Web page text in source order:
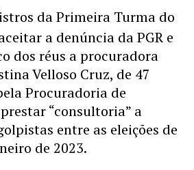
da Primeira Turma do
a denúncia da PGR e
dos réus a procuradora
Velloso Cruz, de 47
Procuradoria de
“consultoria” a
entre as eleições de
de 2023.